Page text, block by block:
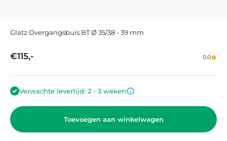
Glatz Overgangsbuis BT Ø 35/38 - 39 mm
Aanbiedingsprijs
€115,- 0.0
Verwachte levertijd: 2 - 3 weken
Toevoegen aan winkelwagen